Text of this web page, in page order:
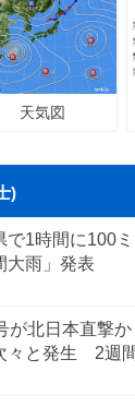
天気図
)
で1時間に100
大雨」発表
が北日本直撃
々と発生 2週